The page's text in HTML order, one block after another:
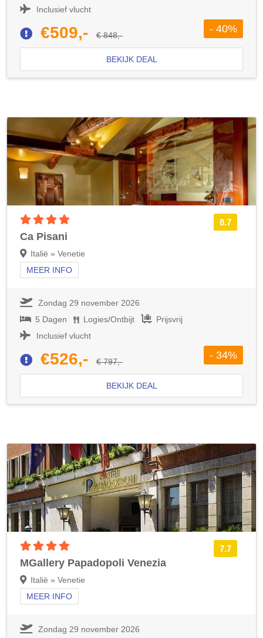
Inclusief vlucht
€509,- € 848,-
- 40%
BEKIJK DEAL
8.7
Ca Pisani
Italië » Venetie
MEER INFO
Zondag 29 november 2026
5 Dagen
Logies/Ontbijt
Prijsvrij
Inclusief vlucht
€526,- € 797,-
- 34%
BEKIJK DEAL
7.7
MGallery Papadopoli Venezia
Italië » Venetie
MEER INFO
Zondag 29 november 2026